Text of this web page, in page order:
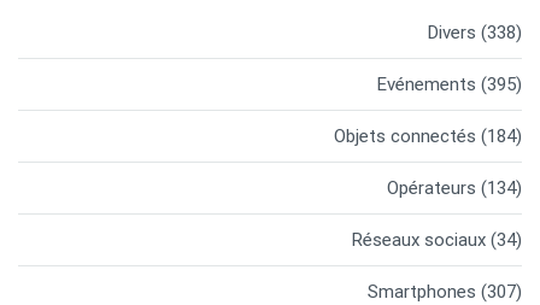
Divers (338)
Evénements (395)
Objets connectés (184)
Opérateurs (134)
Réseaux sociaux (34)
Smartphones (307)